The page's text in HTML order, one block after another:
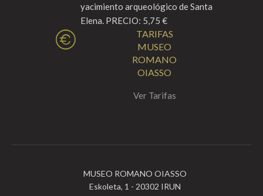
yacimiento arqueológico de Santa
Elena. PRECIO: 5,75 €
TARIFAS
MUSEO
ROMANO
OIASSO
Ver Tarifas
MUSEO ROMANO OIASSO
Eskoleta, 1 - 20302 IRUN